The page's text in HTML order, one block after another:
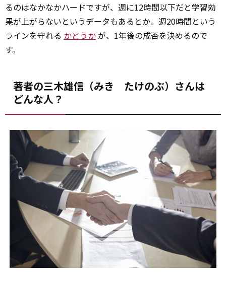
るのはなかなかハードですが、週に12時間以下だと学習効
果が上がらないというデータもあるとか。週20時間という
ラインを守れる かどうかが、1年後の成否を決めるので
す。
著者の三木雄信（みき たけのぶ）さんは
どんな人？